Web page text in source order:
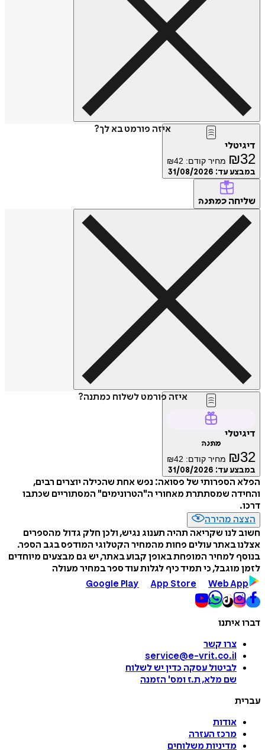
איזה פורמט בא לך?
דיגיטלי
₪32 מחיר קודם: ₪42
במבצע עד: 31/08/2026
שליחה כמתנה
איזה פורמט לשלוח כמתנה?
דיגיטלי
מתנה
₪32 מחיר קודם: ₪42
במבצע עד: 31/08/2026
הפלא הספרותי של פסואה: נפש אחת שהכילה יוצרים רבים,
והחידה שמסתתרת מאחורי ה"הטרונימים" המסתוריים שכתבו
דרכו.
הצצה מהירה
חשוב לנו שקריאה תהיה תענוג נגיש, ולכן חלק גדול מהספרים
אצלנו באתר עולים פחות מהמחיר הקטלוגי המודפס בגב הספר.
בנוסף למחיר המופחת באופן קבוע באתר, יש גם מבצעים מיוחדים
לזמן מוגבל, כי תמיד כיף לגלות עוד ספר במחיר מעולה
Google Play
App Store Web App
דברו איתנו
צרו קשר
service@e-vrit.co.il
לביטול עסקה כדין יש לשלוח
שם מלא, ת.ז ומס' הזמנה
עברית
אודות
מרכז העזרה
מדיניות משלוחים